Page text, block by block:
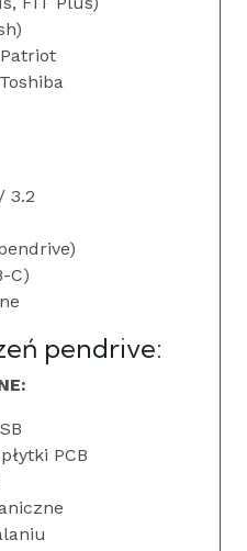
3.2
C)
pendrive:
PCB